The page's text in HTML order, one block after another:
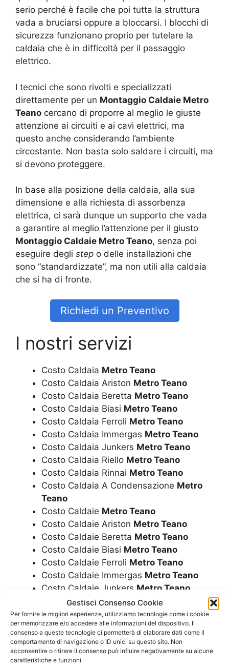
Gestisci Consenso Cookie
Per fornire le migliori esperienze, utilizziamo tecnologie come i cookie
per memorizzare e/o accedere alle informazioni del dispositivo. Il
consenso a queste tecnologie ci permetterà di elaborare dati come il
comportamento di navigazione o ID unici su questo sito. Non
acconsentire o ritirare il consenso può influire negativamente su alcune
caratteristiche e funzioni.
serio perché è facile che poi tutta la struttura
vada a bruciarsi oppure a bloccarsi. I blocchi di
sicurezza funzionano proprio per tutelare la
caldaia che è in difficoltà per il passaggio
elettrico.
I tecnici che sono rivolti e specializzati
direttamente per un Montaggio Caldaie Metro
Teano cercano di proporre al meglio le giuste
attenzione ai circuiti e ai cavi elettrici, ma
questo anche considerando l’ambiente
circostante. Non basta solo saldare i circuiti, ma
si devono proteggere.
In base alla posizione della caldaia, alla sua
dimensione e alla richiesta di assorbenza
elettrica, ci sarà dunque un supporto che vada
a garantire al meglio l’attenzione per il giusto
Montaggio Caldaie Metro Teano, senza poi
eseguire degli step o delle installazioni che
sono “standardizzate”, ma non utili alla caldaia
che si ha di fronte.
Richiedi un Preventivo
I nostri servizi
Costo Caldaia Metro Teano
Costo Caldaia Ariston Metro Teano
Costo Caldaia Beretta Metro Teano
Costo Caldaia Biasi Metro Teano
Costo Caldaia Ferroli Metro Teano
Costo Caldaia Immergas Metro Teano
Costo Caldaia Junkers Metro Teano
Costo Caldaia Riello Metro Teano
Costo Caldaia Rinnai Metro Teano
Costo Caldaia A Condensazione Metro
Teano
Costo Caldaie Metro Teano
Costo Caldaie Ariston Metro Teano
Costo Caldaie Beretta Metro Teano
Costo Caldaie Biasi Metro Teano
Costo Caldaie Ferroli Metro Teano
Costo Caldaie Immergas Metro Teano
Costo Caldaie Junkers Metro Teano
Costo Caldaie RielloMetro Teano
Costo Caldaie RinnaiMetro Teano
Costo Caldaie A CondensazioneMetro
Teano
Costo Montaggio CaldaiaMetro Teano
Installazione Caldaia